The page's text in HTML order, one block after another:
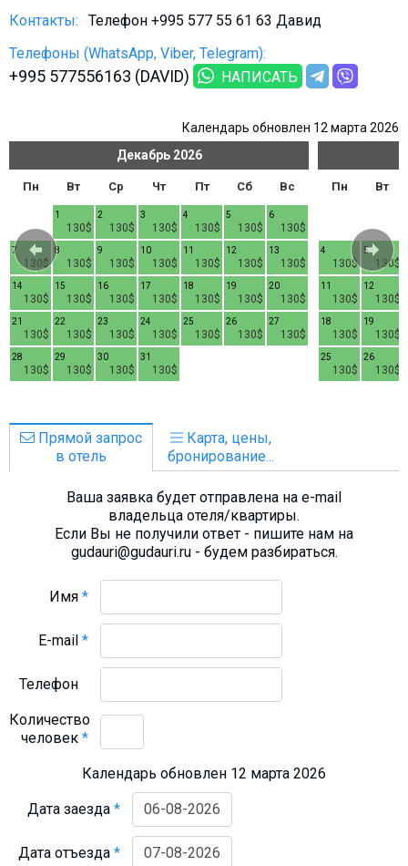
Контакты:
Телефон +995 577 55 61 63 Давид
Телефоны (WhatsApp, Viber, Telegram):
+995 577556163 (DAVID) НАПИСАТЬ
Календарь обновлен 12 марта 2026
Декабрь 2026
Пн Вт Ср Чт Пт Сб Вс
130$
1
130$
2
130$
3
130$
4
130$
5
130$
6
130$
7
130$
8
130$
9
130$
10
130$
11
130$
12
130$
13
130$
14
130$
15
130$
16
130$
17
130$
18
130$
19
130$
20
130$
21
130$
22
130$
23
130$
24
130$
25
130$
26
130$
27
130$
28
130$
29
130$
30
130$
31
Пн Вт
130$
4
130$
5
130$
11
130$
12
130$
18
130$
19
130$
25
130$
26
Прямой запрос
в отель
Карта, цены,
бронирование...
Ваша заявка будет отправлена на e-mail
владельца отеля/квартиры.
Если Вы не получили ответ - пишите нам на
gudauri@gudauri.ru - будем разбираться.
Имя*
E-mail*
Телефон
Количество
человек*
Календарь обновлен 12 марта 2026
Дата заезда*
Дата отъезда*